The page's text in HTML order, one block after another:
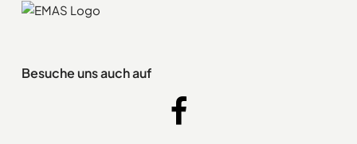
Besuche uns auch auf